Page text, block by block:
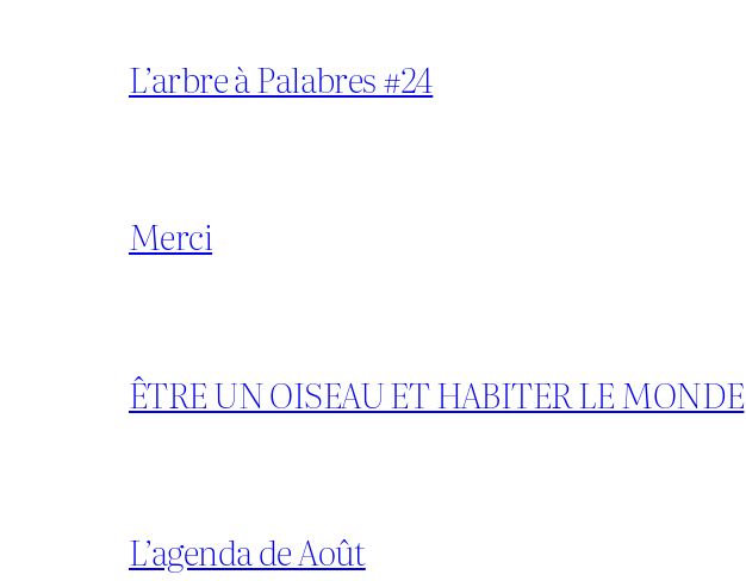
L’arbre à Palabres #24
Merci
ÊTRE UN OISEAU ET HABITER LE MONDE
L’agenda de Août